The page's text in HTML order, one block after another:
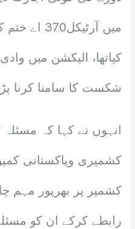
میں
کیاتھا، الیکشن میں
شکست کا سامنا کرنا
انہوں نے کہا کہ
کشمیری وپاکستانی
کشمیر پر بھرپور مہم
رابطے کرکے ان کو